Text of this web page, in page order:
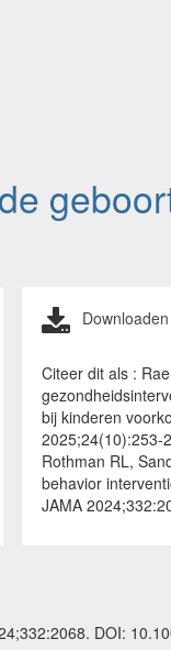
Citeer dit als :
bij kinderen
2025;24(10):253-
Rothman RL,
behavior
JAMA
DOI: